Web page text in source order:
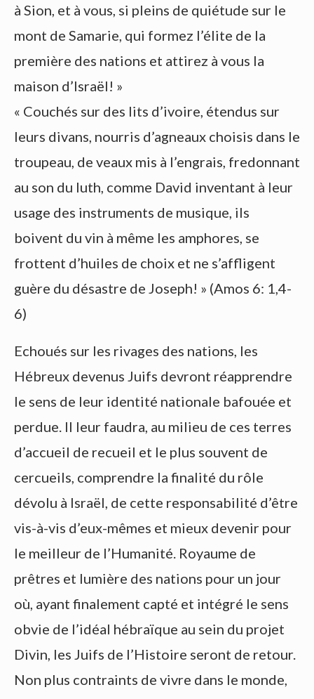
à Sion, et à vous, si pleins de quiétude sur le
mont de Samarie, qui formez l’élite de la
première des nations et attirez à vous la
maison d’Israël! »
« Couchés sur des lits d’ivoire, étendus sur
leurs divans, nourris d’agneaux choisis dans le
troupeau, de veaux mis à l’engrais, fredonnant
au son du luth, comme David inventant à leur
usage des instruments de musique, ils
boivent du vin à même les amphores, se
frottent d’huiles de choix et ne s’affligent
guère du désastre de Joseph! » (Amos 6: 1,4-
6)
Echoués sur les rivages des nations, les
Hébreux devenus Juifs devront réapprendre
le sens de leur identité nationale bafouée et
perdue. Il leur faudra, au milieu de ces terres
d’accueil de recueil et le plus souvent de
cercueils, comprendre la finalité du rôle
dévolu à Israël, de cette responsabilité d’être
vis-à-vis d’eux-mêmes et mieux devenir pour
le meilleur de l’Humanité. Royaume de
prêtres et lumière des nations pour un jour
où, ayant finalement capté et intégré le sens
obvie de l’idéal hébraïque au sein du projet
Divin, les Juifs de l’Histoire seront de retour.
Non plus contraints de vivre dans le monde,